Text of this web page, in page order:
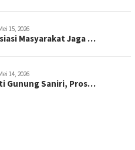
15, 2026
Masyarakat Jaga …
14, 2026
Gunung Saniri, Pros…